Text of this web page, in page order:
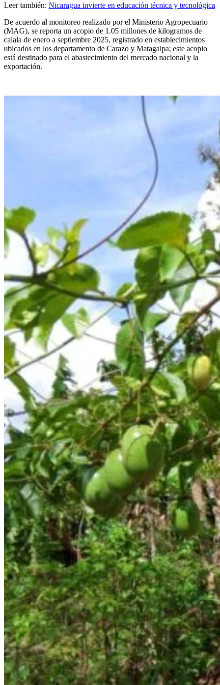
Leer también: Nicaragua invierte en educación técnica y tecnológica
De acuerdo al monitoreo realizado por el Ministerio Agropecuario
(MAG), se reporta un acopio de 1.05 millones de kilogramos de
calala de enero a septiembre 2025, registrado en establecimientos
ubicados en los departamento de Carazo y Matagalpa; este acopio
está destinado para el abastecimiento del mercado nacional y la
exportación.